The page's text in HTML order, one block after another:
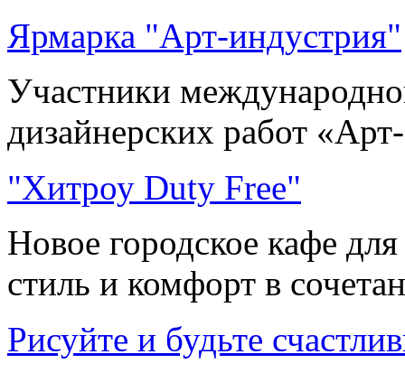
Ярмарка "Арт-индустрия"
Участники
дизайнерских работ
"Хитроу Duty Free"
Новое городское кафе
стиль и комфорт в
Рисуйте и будьте